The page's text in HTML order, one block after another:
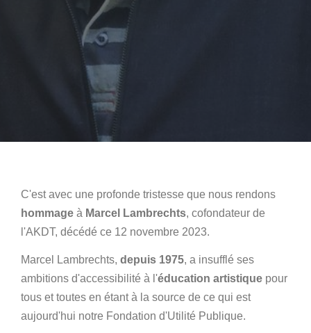
C'est avec une profonde tristesse que nous rendons
hommage à Marcel Lambrechts, cofondateur de
l'AKDT, décédé ce 12 novembre 2023.
Marcel Lambrechts, depuis 1975, a insufflé ses
ambitions d'accessibilité à l'éducation artistique pour
tous et toutes en étant à la source de ce qui est
aujourd'hui notre Fondation d'Utilité Publique.